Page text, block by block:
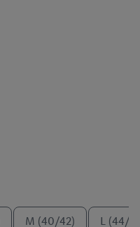
M (40/42) L (44/